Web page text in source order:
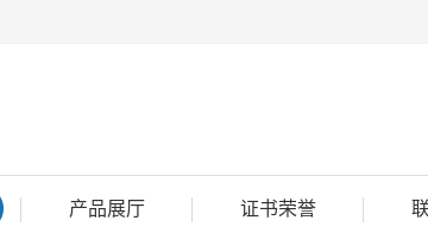
产品展厅 证书荣誉